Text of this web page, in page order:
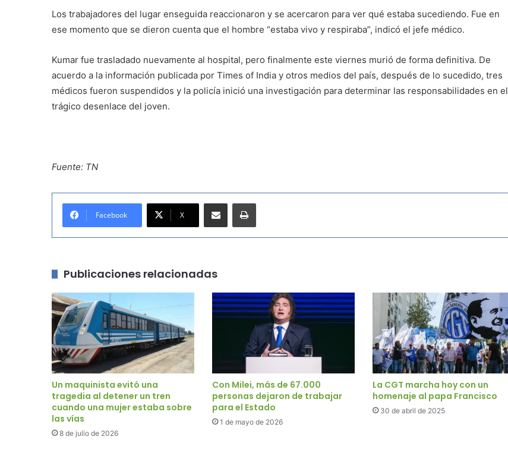
Los trabajadores del lugar enseguida reaccionaron y se acercaron para ver qué estaba sucediendo. Fue en
ese momento que se dieron cuenta que el hombre “estaba vivo y respiraba”, indicó el jefe médico.
Kumar fue trasladado nuevamente al hospital, pero finalmente este viernes murió de forma definitiva. De
acuerdo a la información publicada por Times of India y otros medios del país, después de lo sucedido, tres
médicos fueron suspendidos y la policía inició una investigación para determinar las responsabilidades en el
trágico desenlace del joven.
Fuente: TN
Facebook X
Publicaciones relacionadas
Un maquinista evitó una
tragedia al detener un tren
cuando una mujer estaba sobre
las vías
8 de julio de 2026
Con Milei, más de 67.000
personas dejaron de trabajar
para el Estado
1 de mayo de 2026
La CGT marcha hoy con un
homenaje al papa Francisco
30 de abril de 2025